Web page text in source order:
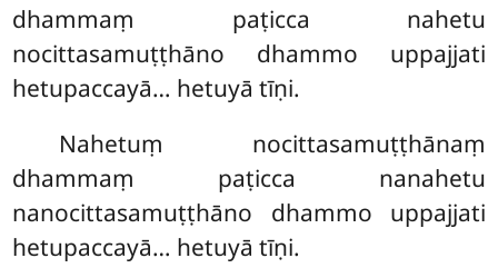
dhammaṃ paṭicca nahetu
nocittasamuṭṭhāno dhammo uppajjati
hetupaccayā… hetuyā tīṇi.
Nahetuṃ nocittasamuṭṭhānaṃ
dhammaṃ paṭicca nanahetu
nanocittasamuṭṭhāno dhammo uppajjati
hetupaccayā… hetuyā tīṇi.